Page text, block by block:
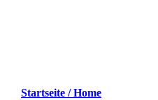
Startseite / Home